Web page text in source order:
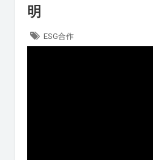
明
ESG合作